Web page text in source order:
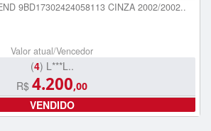
9BD17302424058113 CINZA 2002/2002..
Valor atual/Vencedor
(4) L***L..
R$ 4.200,00
VENDIDO